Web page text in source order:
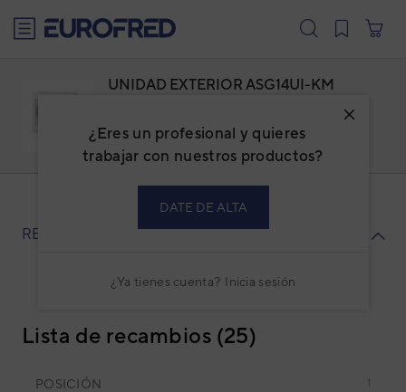
¿Eres un profesional y quieres
trabajar con nuestros productos?
DATE DE ALTA
¿Ya tienes cuenta? Inicia sesión
UNIDAD EXTERIOR ASG14UI-KM
Código: 3NGG87027
Ref. fabricante: AOHG14KMTA
RECAMBIOS
Lista de recambios (25)
POSICIÓN 1